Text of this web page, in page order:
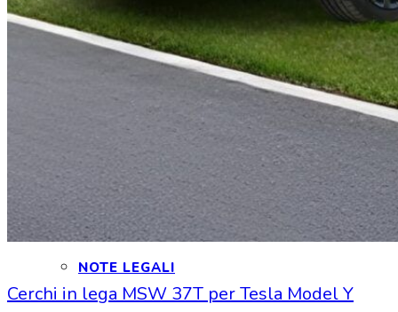
DICONO DI TESLA
NEWSLETTER
RASSEGNA STAMPA
NOTE LEGALI
Cerchi in lega MSW 37T per Tesla Model Y